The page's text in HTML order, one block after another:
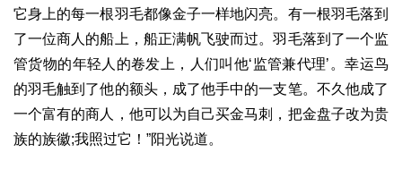
它身上的每一根羽毛都像金子一样地闪亮。有一根羽毛落到
了一位商人的船上，船正满帆飞驶而过。羽毛落到了一个监
管货物的年轻人的卷发上，人们叫他‘监管兼代理’。幸运鸟
的羽毛触到了他的额头，成了他手中的一支笔。不久他成了
一个富有的商人，他可以为自己买金马刺，把金盘子改为贵
族的族徽;我照过它！”阳光说道。